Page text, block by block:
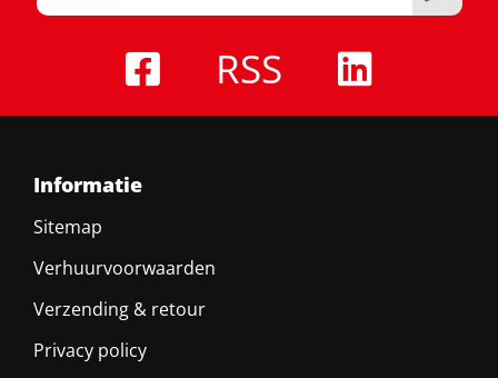
RSS
Informatie
Sitemap
Verhuurvoorwaarden
Verzending & retour
Privacy policy